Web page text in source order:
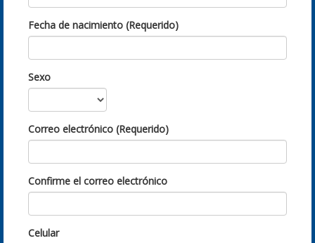
Fecha de nacimiento (Requerido)
Sexo
Correo electrónico (Requerido)
Confirme el correo electrónico
Celular